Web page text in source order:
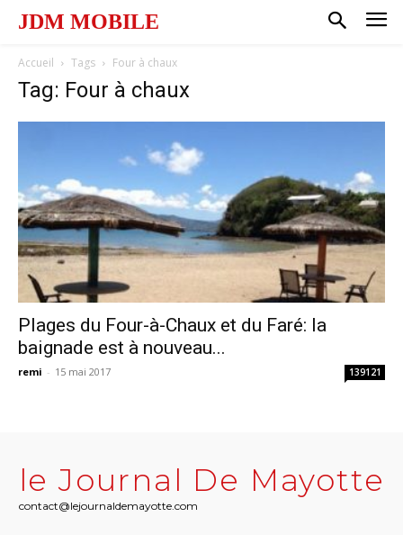
JDM MOBILE
Accueil Tags Four à chaux
Tag: Four à chaux
Plages du Four-à-Chaux et du Faré: la
baignade est à nouveau...
remi - 15 mai 2017 139121
le Journal De Mayotte
contact@lejournaldemayotte.com